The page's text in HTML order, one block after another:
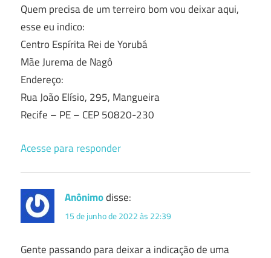
Quem precisa de um terreiro bom vou deixar aqui,
esse eu indico:
Centro Espírita Rei de Yorubá
Mãe Jurema de Nagô
Endereço:
Rua João Elísio, 295, Mangueira
Recife – PE – CEP 50820-230
Acesse para responder
Anônimodisse:
15 de junho de 2022 às 22:39
Gente passando para deixar a indicação de uma